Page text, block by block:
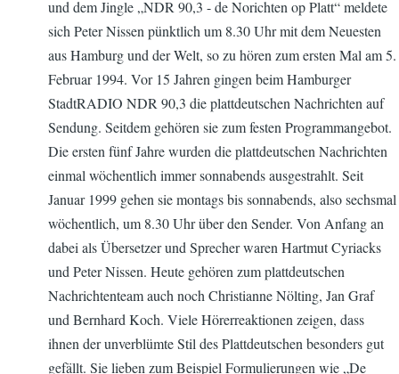
hs
und dem Jingle „NDR 90,3 - de Norichten op Platt“ meldete
sich Peter Nissen pünktlich um 8.30 Uhr mit dem Neuesten
aus Hamburg und der Welt, so zu hören zum ersten Mal am 5.
Februar 1994. Vor 15 Jahren gingen beim Hamburger
StadtRADIO NDR 90,3 die plattdeutschen Nachrichten auf
Sendung. Seitdem gehören sie zum festen Programmangebot.
Die ersten fünf Jahre wurden die plattdeutschen Nachrichten
einmal wöchentlich immer sonnabends ausgestrahlt. Seit
Januar 1999 gehen sie montags bis sonnabends, also sechsmal
wöchentlich, um 8.30 Uhr über den Sender. Von Anfang an
dabei als Übersetzer und Sprecher waren Hartmut Cyriacks
und Peter Nissen. Heute gehören zum plattdeutschen
Nachrichtenteam auch noch Christianne Nölting, Jan Graf
und Bernhard Koch. Viele Hörerreaktionen zeigen, dass
ihnen der unverblümte Stil des Plattdeutschen besonders gut
gefällt. Sie lieben zum Beispiel Formulierungen wie „De